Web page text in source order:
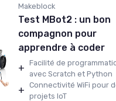
Makeblock
Test MBot2 : un bon
compagnon pour
apprendre à coder
+ Facilité de
avec Scratch et Python
+ Connectivité WiFi pour
projets IoT